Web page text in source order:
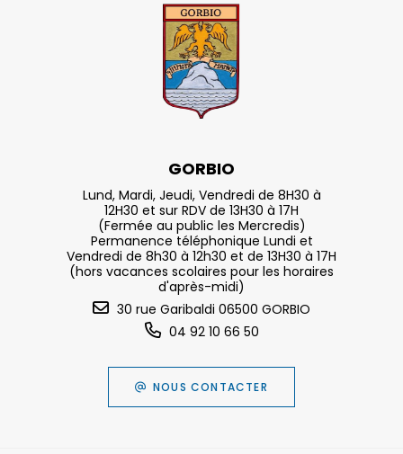
GORBIO
Lund, Mardi, Jeudi, Vendredi de 8H30 à
12H30 et sur RDV de 13H30 à 17H
(Fermée au public les Mercredis)
Permanence téléphonique Lundi et
Vendredi de 8h30 à 12h30 et de 13H30 à 17H
(hors vacances scolaires pour les horaires
d'après-midi)
30 rue Garibaldi 06500 GORBIO
04 92 10 66 50
NOUS CONTACTER